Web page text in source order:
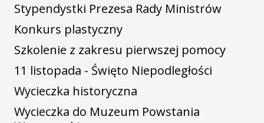
Stypendystki Prezesa Rady Ministrów
Konkurs plastyczny
Szkolenie z zakresu pierwszej pomocy
11 listopada - Święto Niepodległości
Wycieczka historyczna
Wycieczka do Muzeum Powstania